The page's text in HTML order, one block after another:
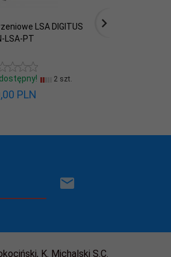
LSA DIGITUS
LSA-PT
2 szt.
00 PLN
K. Michalski S.C.